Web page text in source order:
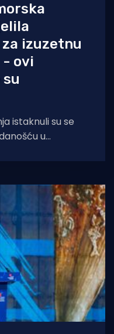
izuzetnu
- ovi
istaknuli su se
u